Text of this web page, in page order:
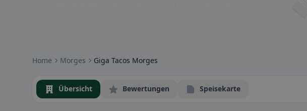
Home Morges Giga Tacos Morges
Übersicht Bewertungen Speisekarte